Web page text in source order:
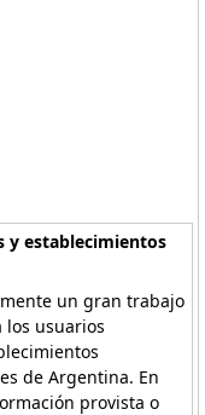
y establecimientos
un gran trabajo
los usuarios
de Argentina. En
provista o